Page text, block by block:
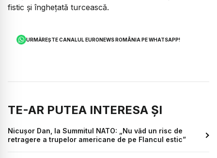
fistic și înghețată turcească.
URMĂREȘTE CANALUL EURONEWS ROMÂNIA PE WHATSAPP!
TE-AR PUTEA INTERESA ȘI
Nicușor Dan, la Summitul NATO: „Nu văd un risc de
retragere a trupelor americane de pe Flancul estic”